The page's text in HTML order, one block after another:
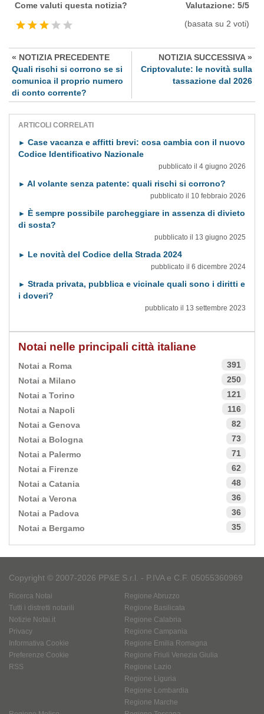
Come valuti questa notizia? Valutazione: 5/5
(basata su 2 voti)
« NOTIZIA PRECEDENTE
Quali rischi si corrono se si
comunica il proprio numero
di conto corrente?
NOTIZIA SUCCESSIVA »
Criptovalute: le novità sulla
tassazione dal 2026
ARTICOLI CORRELATI
► Case vacanza e affitti brevi: cosa cambia con il nuovo
Codice Identificativo Nazionale
pubblicato il 4 giugno 2026
► Al volante senza patente: quali rischi si corrono?
pubblicato il 10 febbraio 2026
► È sempre possibile parcheggiare in assenza di divieto
di sosta?
pubblicato il 13 giugno 2025
► Le novità del Codice della Strada 2024
pubblicato il 6 dicembre 2024
► Strada privata, pubblica e vicinale quali sono i diritti e
i doveri?
pubblicato il 13 settembre 2023
Notai nelle principali città italiane
Notai a Roma
391
Notai a Milano
250
Notai a Torino
121
Notai a Napoli
116
Notai a Genova
82
Notai a Bologna
73
Notai a Palermo
71
Notai a Firenze
62
Notai a Catania
48
Notai a Verona
36
Notai a Padova
36
Notai a Bergamo
35
Copyright © 2007-2026 PP&E S.r.l. - P.IVA e C.F. 05055360969
Ricerca Notai
Tutti i distretti notarili
Notizie Notai.it
Privacy
Informativa Cookie
Preferenze Cookie
RSS
Regione Abruzzo
Regione Basilicata
Regione Calabria
Regione Campania
Regione Emilia Romagna
Regione Friuli Venezia Giulia
Regione Lazio
Regione Liguria
Regione Lombardia
Regione Marche